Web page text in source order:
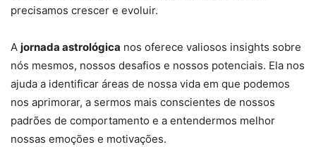
precisamos crescer e evoluir.
A jornada astrológica nos oferece valiosos insights sobre
nós mesmos, nossos desafios e nossos potenciais. Ela nos
ajuda a identificar áreas de nossa vida em que podemos
nos aprimorar, a sermos mais conscientes de nossos
padrões de comportamento e a entendermos melhor
nossas emoções e motivações.